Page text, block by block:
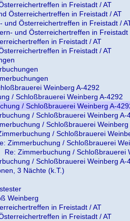
in Freistadt / AT
Österreichertreffen in Freistadt / AT
und Österreichertreffen in Freistadt /
und Österreichertreffen in Freistadt
in Freistadt / AT
in Freistadt / AT
Weinberg A-4292
/ Schloßbrauerei Weinberg A-4292
/ Schloßbrauerei Weinberg A-
/ Schloßbrauerei Weinberg A-
/ Schloßbrauerei Weinberg
/ Schloßbrauerei
Zimmerbuchung / Schloßbrauerei
Re: Zimmerbuchung / Schloßbrauerei
/ Schloßbrauerei Weinberg A-
3 Nächte (k.T.)
Weinberg
in Freistadt / AT
in Freistadt / AT